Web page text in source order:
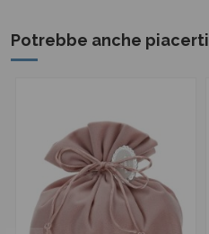
Potrebbe anche piacerti